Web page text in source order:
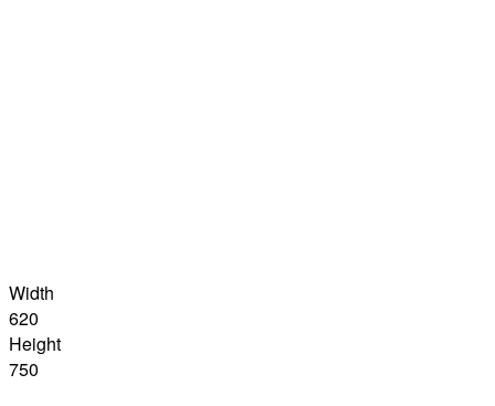
Width
620
Height
750